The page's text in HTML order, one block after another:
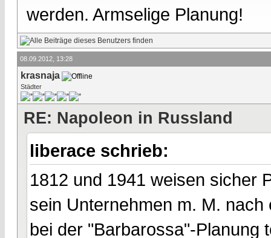
werden. Armselige Planung!
08.09.2012, 13:28
krasnaja
Städter
RE: Napoleon in Russland
liberace schrieb:
1812 und 1941 weisen sicher
sein Unternehmen m. M.
bei der "Barbarossa"-Planung